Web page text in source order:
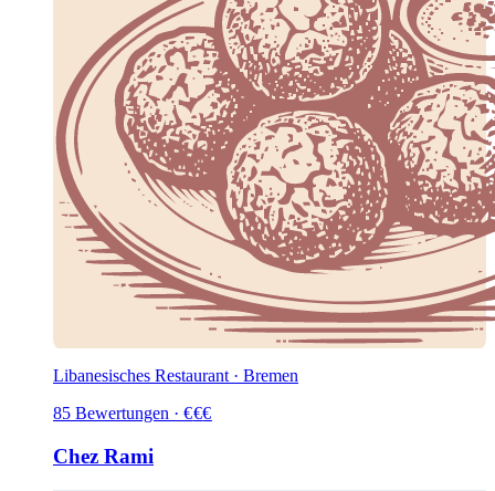
Libanesisches Restaurant · Bremen
85 Bewertungen · €€€
Chez Rami